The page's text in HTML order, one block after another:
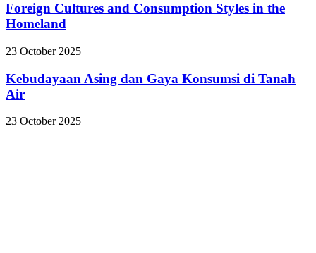
Foreign Cultures and Consumption Styles in the
Homeland
23 October 2025
Kebudayaan Asing dan Gaya Konsumsi di Tanah
Air
23 October 2025